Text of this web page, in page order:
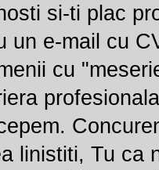
si-ti plac
un e-mail cu
cu
linistiti, Tu ca